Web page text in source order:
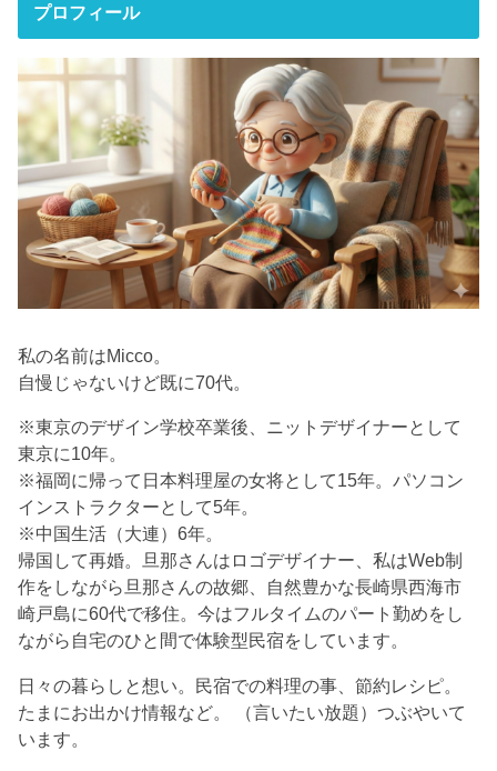
プロフィール
私の名前はMicco。
自慢じゃないけど既に70代。
※東京のデザイン学校卒業後、ニットデザイナーとして
東京に10年。
※福岡に帰って日本料理屋の女将として15年。パソコン
インストラクターとして5年。
※中国生活（大連）6年。
帰国して再婚。旦那さんはロゴデザイナー、私はWeb制
作をしながら旦那さんの故郷、自然豊かな長崎県西海市
崎戸島に60代で移住。今はフルタイムのパート勤めをし
ながら自宅のひと間で体験型民宿をしています。
日々の暮らしと想い。民宿での料理の事、節約レシピ。
たまにお出かけ情報など。 （言いたい放題）つぶやいて
います。